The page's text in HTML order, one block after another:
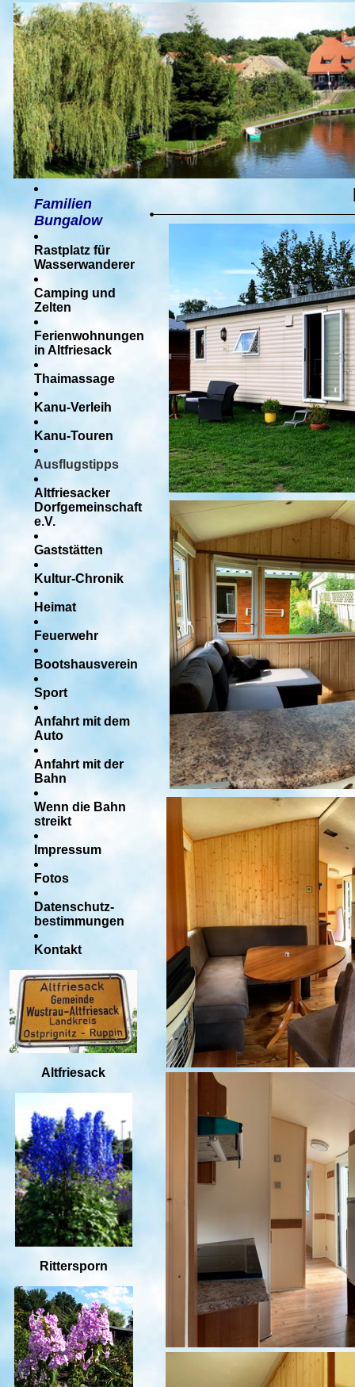
Familien
Bungalow
Rastplatz für
Wasserwanderer
Camping und
Zelten
Ferienwohnungen
in Altfriesack
Thaimassage
Kanu-Verleih
Kanu-Touren
Ausflugstipps
Altfriesacker
Dorfgemeinschaft
e.V.
Gaststätten
Kultur-Chronik
Heimat
Feuerwehr
Bootshausverein
Sport
Anfahrt mit dem
Auto
Anfahrt mit der
Bahn
Wenn die Bahn
streikt
Impressum
Fotos
Datenschutz-
bestimmungen
Kontakt
Altfriesack
Rittersporn